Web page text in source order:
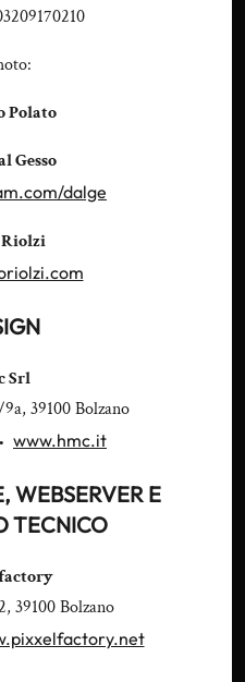
Polato
Gesso
dalge
Srl
39100 Bolzano
www.hmc.it
WEBSERVER E
TECNICO
39100 Bolzano